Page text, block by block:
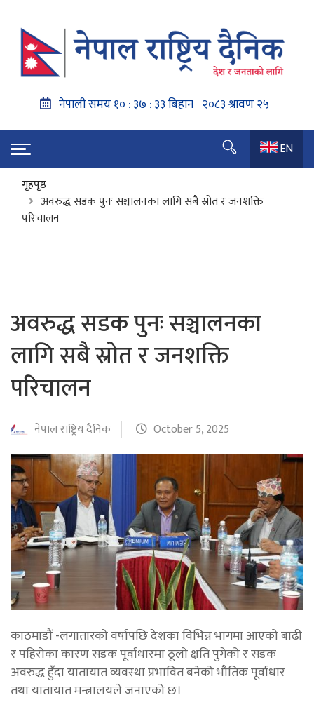
EN
गृहपृष्ठ
अवरुद्ध सडक पुनः सञ्चालनका लागि सबै स्रोत र जनशक्ति
परिचालन
अवरुद्ध सडक पुनः सञ्चालनका
लागि सबै स्रोत र जनशक्ति
परिचालन
नेपाल राष्ट्रिय दैनिक October 5, 2025
काठमाडौं -लगातारको वर्षापछि देशका विभिन्न भागमा आएको बाढी
र पहिरोका कारण सडक पूर्वाधारमा ठूलो क्षति पुगेको र सडक
अवरुद्ध हुँदा यातायात व्यवस्था प्रभावित बनेको भौतिक पूर्वाधार
तथा यातायात मन्त्रालयले जनाएको छ।